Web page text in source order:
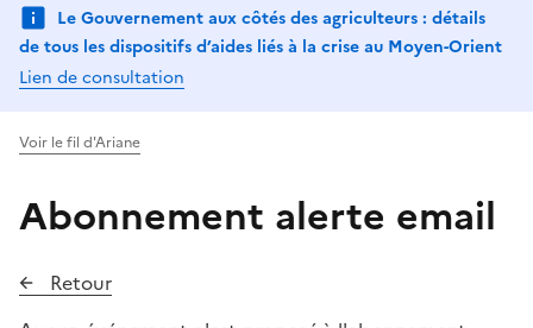
Le Gouvernement aux côtés des agriculteurs : détails
de tous les dispositifs d’aides liés à la crise au Moyen-Orient
Lien de consultation
Voir le fil d'Ariane
Abonnement alerte email
Retour